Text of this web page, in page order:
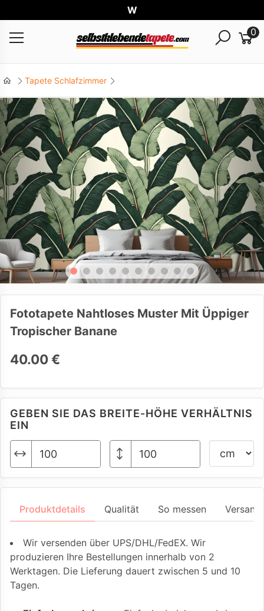
Weltw
0
Tapete Schlafzimmer
Fototapete Nahtloses Muster Mit Üppiger
Tropischer Banane
40.00 €
GEBEN SIE DAS BREITE-HÖHE VERHÄLTNIS
EIN
Produktdetails Qualität So messen
Wir versenden über UPS/DHL/FedEX. Wir
produzieren Ihre Bestellungen innerhalb von 2
Werktagen. Die Lieferung dauert zwischen 5 und 10
Tagen.